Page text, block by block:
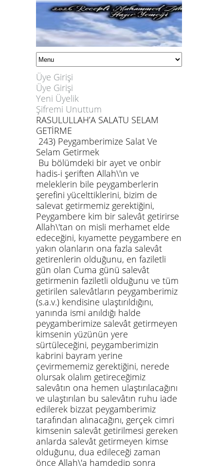
Üye Girişi
Üye Girişi
Yeni Üyelik
Şifremi Unuttum
RASULULLAH’A SALATU SELAM
GETİRME
243) Peygamberimize Salat Ve
Selam Getirmek
Bu bölümdeki bir ayet ve onbir
hadis-i şeriften Allah\'ın ve
meleklerin bile peygamberlerin
şerefini yücelttiklerini, bizim de
salevat getirmemiz gerektiğini,
Peygambere kim bir salevât getirirse
Allah\'tan on misli merhamet elde
edeceğini, kıyamette peygambere en
yakın olanların ona fazla salevât
getirenlerin olduğunu, en faziletli
gün olan Cuma günü salevât
getirmenin faziletli olduğunu ve tüm
getirilen salevâtların peygamberimiz
(s.a.v.) kendisine ulaştırıldığını,
yanında ismi anıldığı halde
peygamberimize salevât getirmeyen
kimsenin yüzünün yere
sürtüleceğini, peygamberimizin
kabrini bayram yerine
çevirmememiz gerektiğini, nerede
olursak olalım getireceğimiz
salevâtın ona hemen ulaştırılacağını
ve ulaştırılan bu salevâtın ruhu iade
edilerek bizzat peygamberimiz
tarafından alınacağını, gerçek cimri
kimsenin salevât getirilmesi gereken
anlarda salevât getirmeyen kimse
olduğunu, dua edileceği zaman
önce Allah\'a hamdedip sonra